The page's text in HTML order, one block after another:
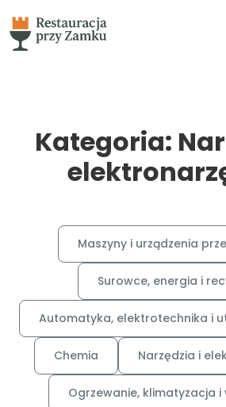
Kategoria:
Maszyny i urządzenia
Surowce, energia i
Automatyka, elektrotechnika i
Chemia Narzędzia i
Ogrzewanie, klimatyzacja